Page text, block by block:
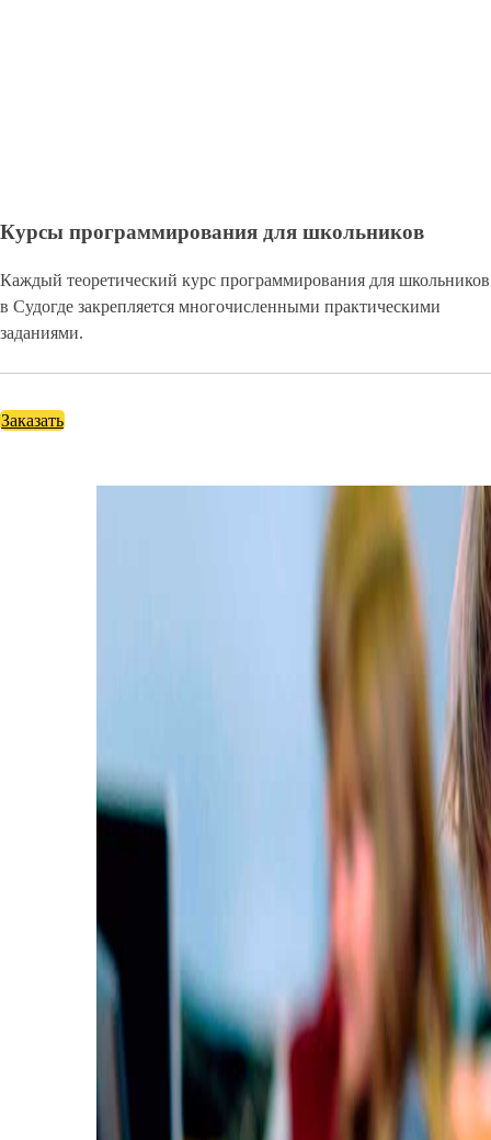
Курсы программирования для школьников
Каждый теоретический курс программирования для школьников
в Судогде закрепляется многочисленными практическими
заданиями.
Заказать